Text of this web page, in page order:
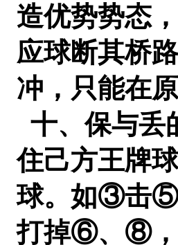
造优势势态
应球断其桥
冲，只能在原
十、保与丢
住己方王牌
球。如③击⑤
打掉⑥、⑧，